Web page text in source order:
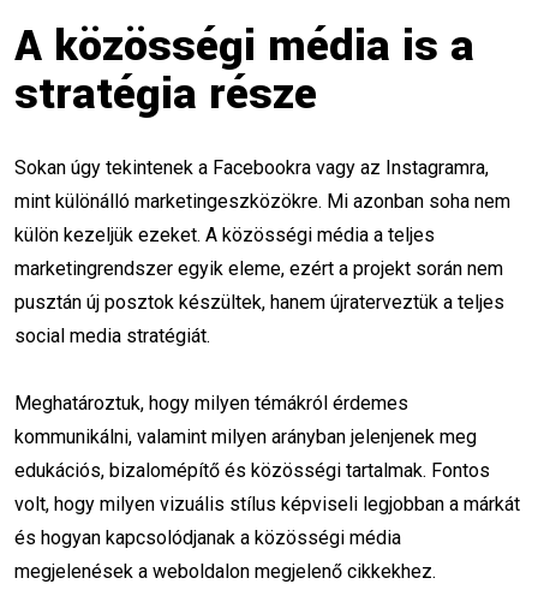
Kódolás nélkül Weboldal készítés
Saját vállalkozás Passzív jövedelem
GoogleAdsKampány OnlineMarketing
Keresőhirdetés Konverziómérés
Kulcsszókutatás Hirdetéskezelés
Vevőszerzés DigitálisMarketing
Vállalkozásfejlesztés MarketingTippek
KezdőMarketing HirdetésOptimalizálás
CapCut trükkök videóvágás kezdőknek
A közösségi média is a
stratégia része
Sokan úgy tekintenek a Facebookra vagy az Instagramra,
mint különálló marketingeszközökre. Mi azonban soha nem
külön kezeljük ezeket. A közösségi média a teljes
marketingrendszer egyik eleme, ezért a projekt során nem
pusztán új posztok készültek, hanem újraterveztük a teljes
social media stratégiát.
Meghatároztuk, hogy milyen témákról érdemes
kommunikálni, valamint milyen arányban jelenjenek meg
edukációs, bizalomépítő és közösségi tartalmak. Fontos
volt, hogy milyen vizuális stílus képviseli legjobban a márkát
és hogyan kapcsolódjanak a közösségi média
megjelenések a weboldalon megjelenő cikkekhez.